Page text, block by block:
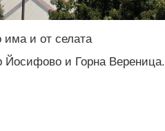
и от селата
и Горна Вереница.